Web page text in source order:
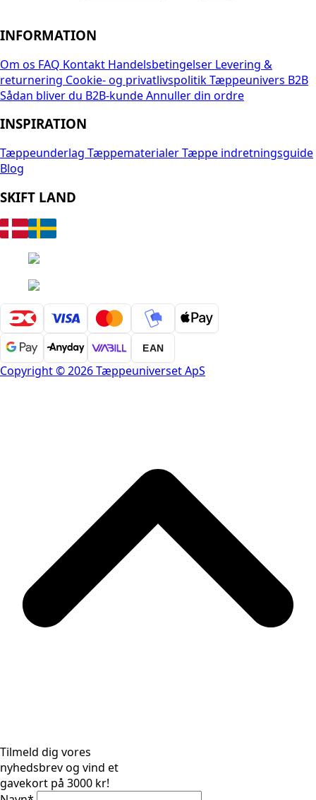
INFORMATION
Om os FAQ Kontakt Handelsbetingelser Levering &
returnering Cookie- og privatlivspolitikTæppeunivers B2B
Sådan bliver du B2B-kundeAnnuller din ordre
INSPIRATION
Tæppeunderlag TæppematerialerTæppe indretningsguide
Blog
SKIFT LAND
EAN
Copyright © 2026 Tæppeuniverset ApS
Tilmeld dig vores
nyhedsbrev og vind et
gavekort på 3000 kr!